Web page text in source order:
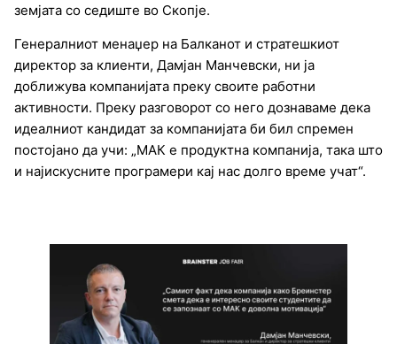
земјата со седиште во Скопје.
Генералниот менаџер на Балканот и стратешкиот
директор за клиенти, Дамјан Манчевски, ни ја
доближува компанијата преку своите работни
активности. Преку разговорот со него дознаваме дека
идеалниот кандидат за компанијата би бил спремен
постојано да учи: „МАК е продуктна компанија, така што
и најискусните програмери кај нас долго време учат“.